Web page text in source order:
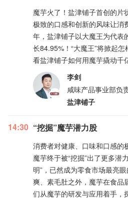
魔芋火了！盐津铺子首创的
极致的口感和创新的风味让消
年，盐津铺子以大魔王为代表
长84.95%！“大魔王”将掀起
看盐津铺子如何用魔芋撬动千
李剑
咸味产品事业部负
盐津铺子
14:30 “挖掘”魔芋潜力股
消费者对健康、口味和口感的
魔芋终于被“挖掘”出了更多潜
明”，已然成为零食市场最亮
爽、素毛肚之外，魔芋在食品
们从魔芋的研发与应用着手，